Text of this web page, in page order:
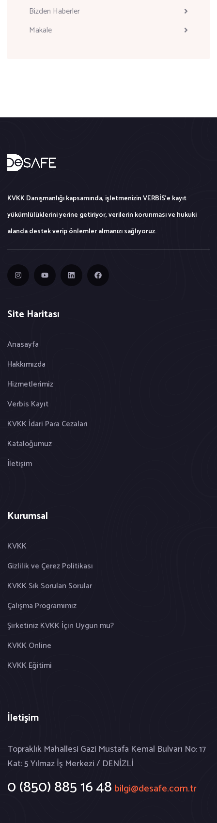
Bizden Haberler
Makale
KVKK Danışmanlığı kapsamında, işletmenizin VERBİS'e kayıt
yükümlülüklerini yerine getiriyor, verilerin korunması ve hukuki
alanda destek verip önlemler almanızı sağlıyoruz.
Site Haritası
Anasayfa
Hakkımızda
Hizmetlerimiz
Verbis Kayıt
KVKK İdari Para Cezaları
Kataloğumuz
İletişim
Kurumsal
KVKK
Gizlilik ve Çerez Politikası
KVKK Sık Sorulan Sorular
Çalışma Programımız
Şirketiniz KVKK İçin Uygun mu?
KVKK Online
KVKK Eğitimi
İletişim
Topraklık Mahallesi Gazi Mustafa Kemal Bulvarı No: 17
Kat: 5 Yılmaz İş Merkezi / DENİZLİ
0 (850) 885 16 48 bilgi@desafe.com.tr